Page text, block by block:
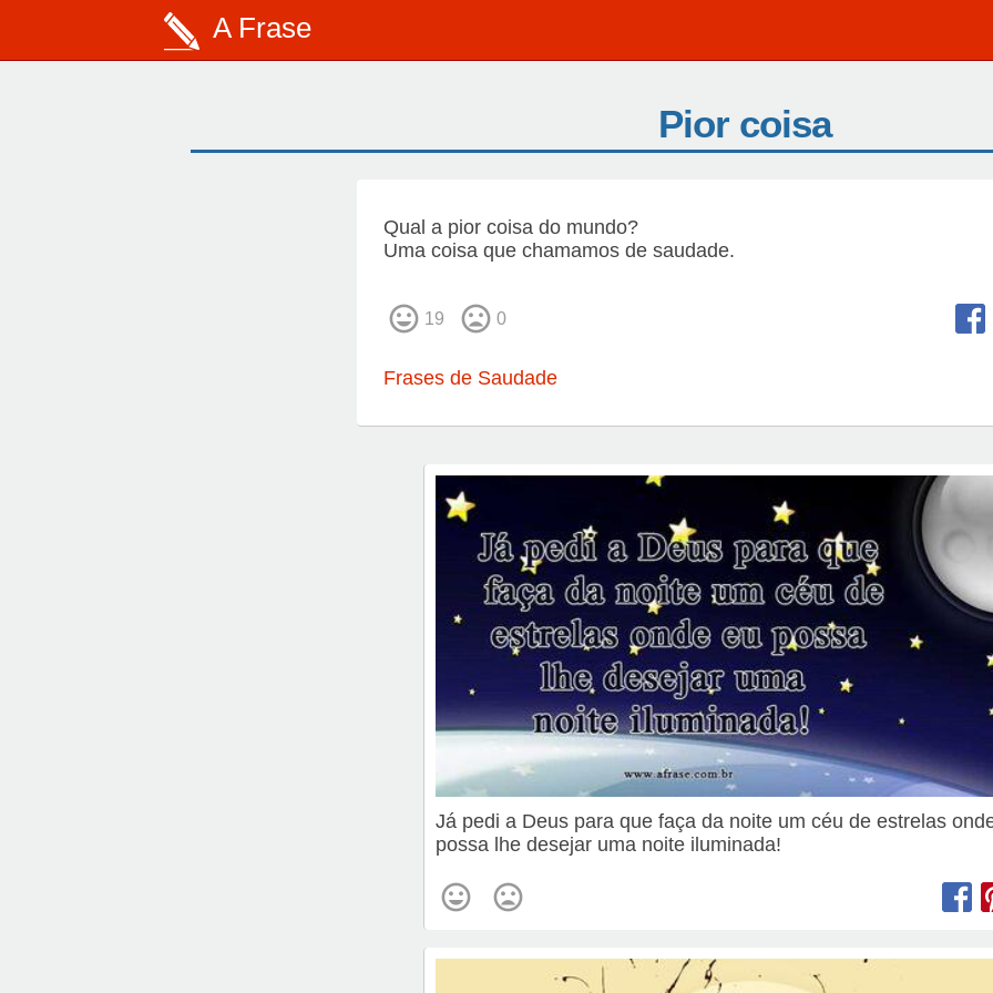
A Frase
Pior coisa
Qual a pior coisa do mundo?
Uma coisa que chamamos de saudade.
19 0
Frases de Saudade
Já pedi a Deus para que faça da noite um céu de estrelas
possa lhe desejar uma noite iluminada!